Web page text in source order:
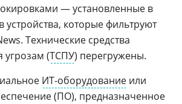
— установленные в
устройства, которые фильтруют
Технические средства
угрозам (ТСПУ) перегружены.
ИТ-оборудование или
(ПО), предназначенное